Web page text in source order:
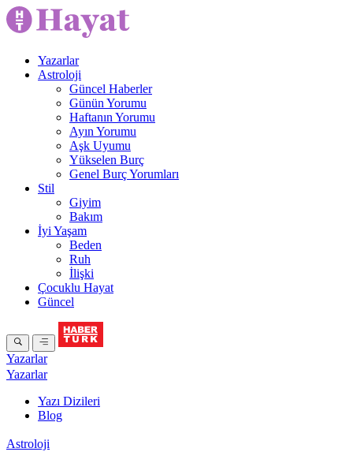
Yazarlar
Astroloji
Güncel Haberler
Günün Yorumu
Haftanın Yorumu
Ayın Yorumu
Aşk Uyumu
Yükselen Burç
Genel Burç Yorumları
Stil
Giyim
Bakım
İyi Yaşam
Beden
Ruh
İlişki
Çocuklu Hayat
Güncel
Yazarlar
Yazarlar
Yazı Dizileri
Blog
Astroloji